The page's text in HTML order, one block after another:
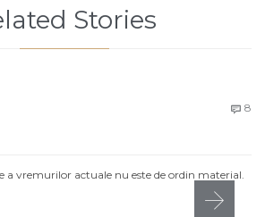
Stories
 8
a vremurilor actuale nu este de ordin material.